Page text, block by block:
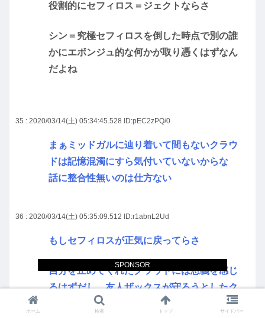
SPONSOR
役割的にセフィロス＝ジェクトならさ
シン＝究極セフィロスを倒した時点で別の誰
かにエボンジュ的な何かが取り憑くはずなん
だよね
35 : 2020/03/14(土) 05:34:45.528 ID:pEC2zPQ/0
まぁミッドガルに辿り着いて間もないクラウ
ドは記憶混濁にすら気付いていないからな
話に整合性無いのは仕方ない
36 : 2020/03/14(土) 05:35:09.512 ID:r1abnL2Ud
もしセフィロスが正気に戻ってらさ
自分を止めてくれたクラウドには恩義を感じ
るはずだし、友人ザックスが守ろうとしたク
ラウドは助けてやりたいって気持ちに変わっ
ホーム 検索 トップ サイドバー